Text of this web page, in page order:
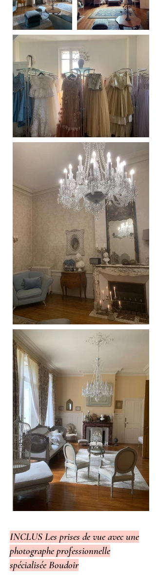
INCLUS Les prises de vue avec une
photographe professionnelle
spécialisée Boudoir